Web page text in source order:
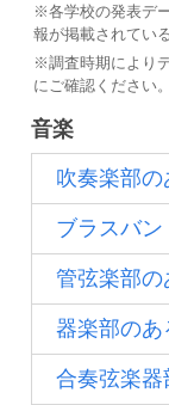
最近見た学校
学校閲覧履歴は
ブックマークし
ブックマークし
※各学校の発表デ
報が掲載されてい
※調査時期により
にご確認ください。
音楽
吹奏楽部
ブラスバ
管弦楽部の
器楽部のあ
合奏弦楽器